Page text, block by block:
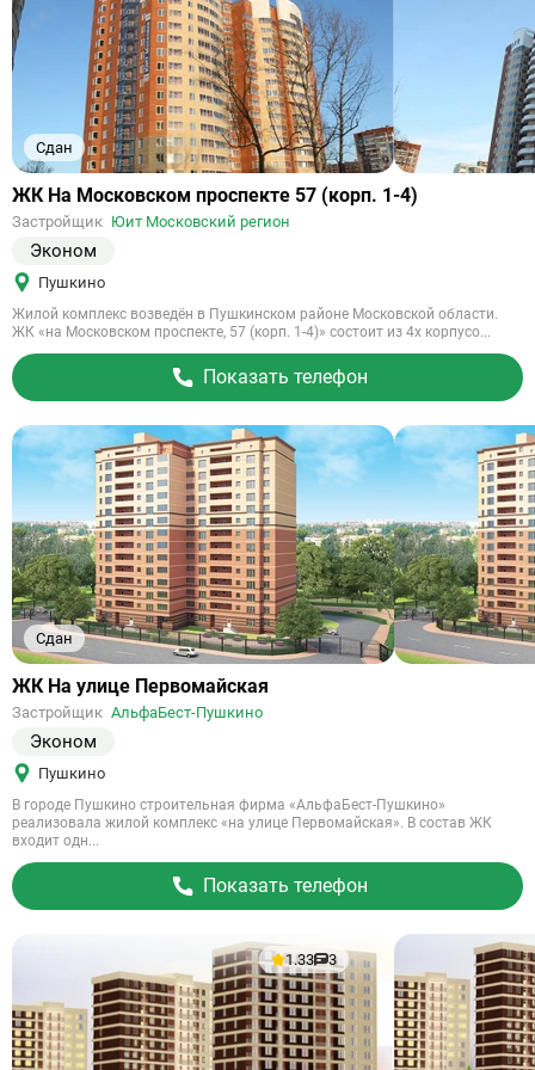
Сдан
Ссылка
объект
ЖК На Московском проспекте 57 (корп. 1-4)
Застройщик Юит Московский регион
Эконом
Пушкино
Жилой комплекс возведён в Пушкинском районе Московской области.
ЖК «на Московском проспекте, 57 (корп. 1-4)» состоит из 4х корпусо...
Показать телефон
Сдан
Ссылка
объект
ЖК На улице Первомайская
Застройщик АльфаБест-Пушкино
Эконом
Пушкино
В городе Пушкино строительная фирма «АльфаБест-Пушкино»
реализовала жилой комплекс «на улице Первомайская». В состав ЖК
входит одн...
Показать телефон
1.33 3